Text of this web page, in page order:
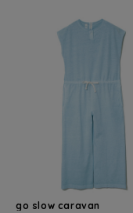
go slow caravan